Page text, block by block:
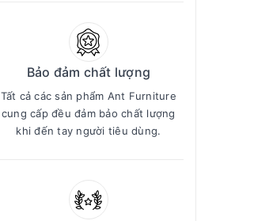
Bảo đảm chất lượng
Tất cả các sản phẩm Ant Furniture
cung cấp đều đảm bảo chất lượng
khi đến tay người tiêu dùng.